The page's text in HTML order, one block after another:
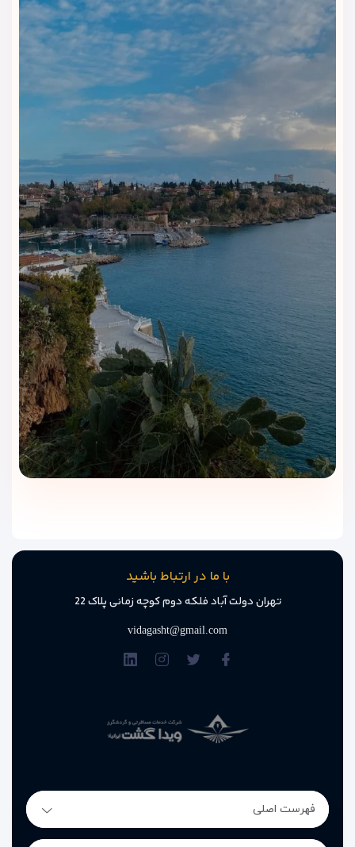
نزدیکی آن قرار دارند.
پرسش‌های متداول درباره هتل سورتل
• ساعت ورود: 14:00
• ساعت خروج: 12:00
2. آیا هتل سورتل کوش آداسی وای‌فای رایگان دارد؟
بله، هتل سورتل به تمامی مهمانان خود وای‌فای رایگان در سراسر
هتل از جمله اتاق‌ها، لابی و مناطق عمومی ارائه می‌دهد.
بله، هتل خدمات ترنسفر فرودگاهی به مقصد و از مقصد فرودگاه را
با هزینه اضافی ارائه می‌دهد. برای استفاده از این خدمات، لطفاً
حداقل 24 ساعت قبل از ورود خود رزرو کنید.
4. آیا هتل سورتل کوش آداسی استخر دارد؟
بله، هتل دارای یک استخر روباز برای بزرگسالان و یک استخر
مخصوص کودکان است.
5. آیا هتل سورتل کوش آداسی اتاق‌های مناسب خانواده دارد؟
بله، هتل اتاق‌های خانوادگی با فضای بیشتر و امکانات مناسب برای
کودکان، و گزینه‌های مختلف برای سرگرمی و ورزش است.
بله، هتل خدمات ماساژ، اسپا و سونا را برای مهمانانی که به دنبال
آرامش و تجدید انرژی هستند، ارائه می‌دهد.
بله، هتل سورتل غذاهای متنوع برای انواع رژیم‌های غذایی مانند
9. آیا حیوانات خانگی در هتل سورتل کوش آداسی پذیرفته
می‌شوند؟
با ما در ارتباط باشید
تهران دولت آباد فلکه دوم کوچه زمانی پلاک 22
vidagasht@gmail.com
فهرست اصلی